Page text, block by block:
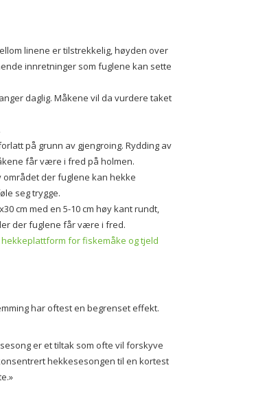
linene er tilstrekkelig, høyden over
innretninger som fuglene kan sette
daglig. Måkene vil da vurdere taket
på grunn av gjengroing. Rydding av
får være i fred på holmen.
der fuglene kan hekke
seg trygge.
cm med en 5-10 cm høy kant rundt,
der fuglene får være i fred.
for fiskemåke og tjeld
har oftest en begrenset effekt.
er et tiltak som ofte vil forskyve
hekkesesongen til en kortest